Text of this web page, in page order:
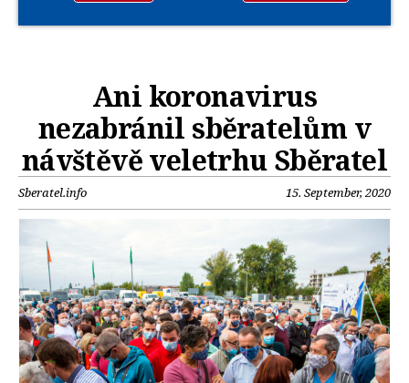
Ani koronavirus
nezabránil sběratelům v
návštěvě veletrhu Sběratel
Sberatel.info 15. September, 2020